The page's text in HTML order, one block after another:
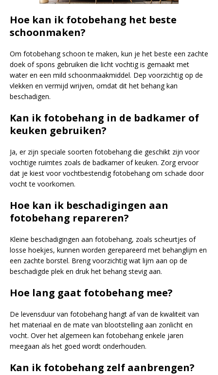
Hoe kan ik fotobehang het beste
schoonmaken?
Om fotobehang schoon te maken, kun je het beste een zachte
doek of spons gebruiken die licht vochtig is gemaakt met
water en een mild schoonmaakmiddel. Dep voorzichtig op de
vlekken en vermijd wrijven, omdat dit het behang kan
beschadigen.
Kan ik fotobehang in de badkamer of
keuken gebruiken?
Ja, er zijn speciale soorten fotobehang die geschikt zijn voor
vochtige ruimtes zoals de badkamer of keuken. Zorg ervoor
dat je kiest voor vochtbestendig fotobehang om schade door
vocht te voorkomen.
Hoe kan ik beschadigingen aan
fotobehang repareren?
Kleine beschadigingen aan fotobehang, zoals scheurtjes of
losse hoekjes, kunnen worden gerepareerd met behanglijm en
een zachte borstel. Breng voorzichtig wat lijm aan op de
beschadigde plek en druk het behang stevig aan.
Hoe lang gaat fotobehang mee?
De levensduur van fotobehang hangt af van de kwaliteit van
het materiaal en de mate van blootstelling aan zonlicht en
vocht. Over het algemeen kan fotobehang enkele jaren
meegaan als het goed wordt onderhouden.
Kan ik fotobehang zelf aanbrengen?